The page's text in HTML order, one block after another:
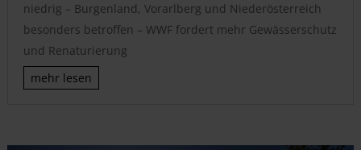
niedrig – Burgenland, Vorarlberg und Niederösterreich
besonders betroffen – WWF fordert mehr Gewässerschutz
und Renaturierung
mehr lesen